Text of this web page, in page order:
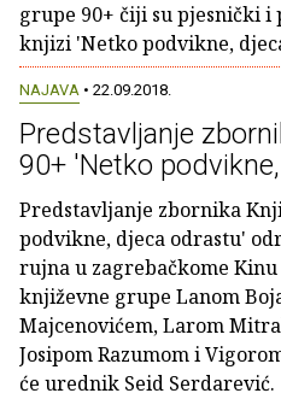
grupe 90+ čiji su pjesnički
knjizi 'Netko podvikne,
NAJAVA • 22.09.2018.
Predstavljanje
90+ 'Netko
Predstavljanje zbornika
podvikne, djeca odrastu'
rujna u zagrebačkome Kinu
književne grupe Lanom
Majcenovićem, Larom
Josipom Razumom i
će urednik Seid Serdarević.